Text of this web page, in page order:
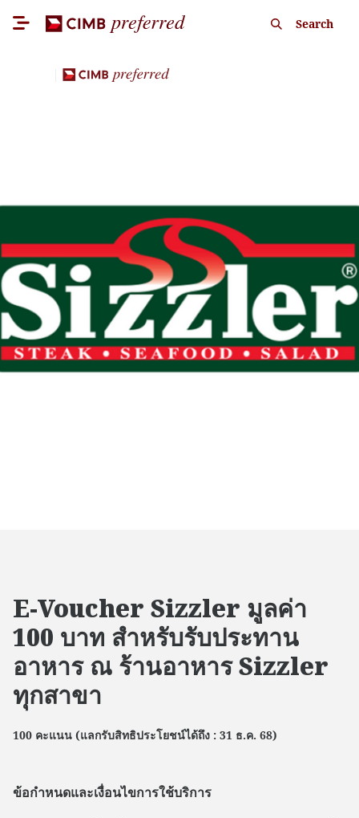
Search
E-Voucher Sizzler มูลค่า
100 บาท สำหรับรับประทาน
อาหาร ณ ร้านอาหาร Sizzler
ทุกสาขา
100 คะแนน (แลกรับสิทธิประโยชน์ได้ถึง : 31 ธ.ค. 68)
ข้อกำหนดและเงื่อนไขการใช้บริการ